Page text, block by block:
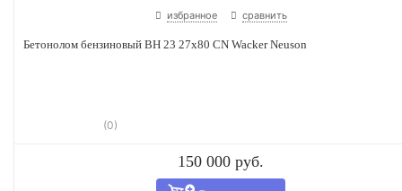
избранное сравнить
Бетонолом бензиновый BH 23 27х80 CN Wacker Neuson
(0)
150 000 руб.